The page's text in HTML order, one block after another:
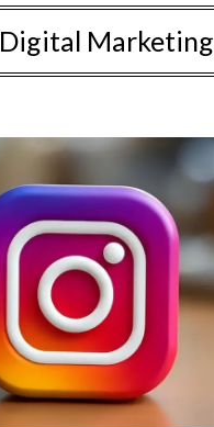
Digital Marketing